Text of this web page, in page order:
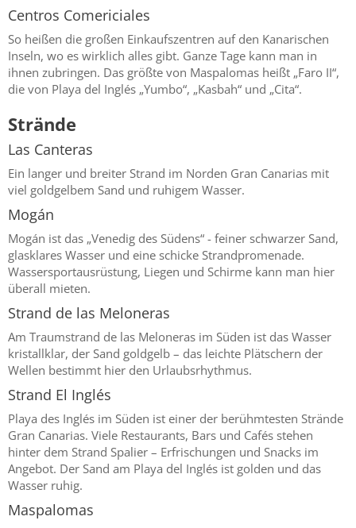
Centros Comericiales
So heißen die großen Einkaufszentren auf den Kanarischen
Inseln, wo es wirklich alles gibt. Ganze Tage kann man in
ihnen zubringen. Das größte von Maspalomas heißt „Faro II“,
die von Playa del Inglés „Yumbo“, „Kasbah“ und „Cita“.
Strände
Las Canteras
Ein langer und breiter Strand im Norden Gran Canarias mit
viel goldgelbem Sand und ruhigem Wasser.
Mogán
Mogán ist das „Venedig des Südens“ - feiner schwarzer Sand,
glasklares Wasser und eine schicke Strandpromenade.
Wassersportausrüstung, Liegen und Schirme kann man hier
überall mieten.
Strand de las Meloneras
Am Traumstrand de las Meloneras im Süden ist das Wasser
kristallklar, der Sand goldgelb – das leichte Plätschern der
Wellen bestimmt hier den Urlaubsrhythmus.
Strand El Inglés
Playa des Inglés im Süden ist einer der berühmtesten Strände
Gran Canarias. Viele Restaurants, Bars und Cafés stehen
hinter dem Strand Spalier – Erfrischungen und Snacks im
Angebot. Der Sand am Playa del Inglés ist golden und das
Wasser ruhig.
Maspalomas